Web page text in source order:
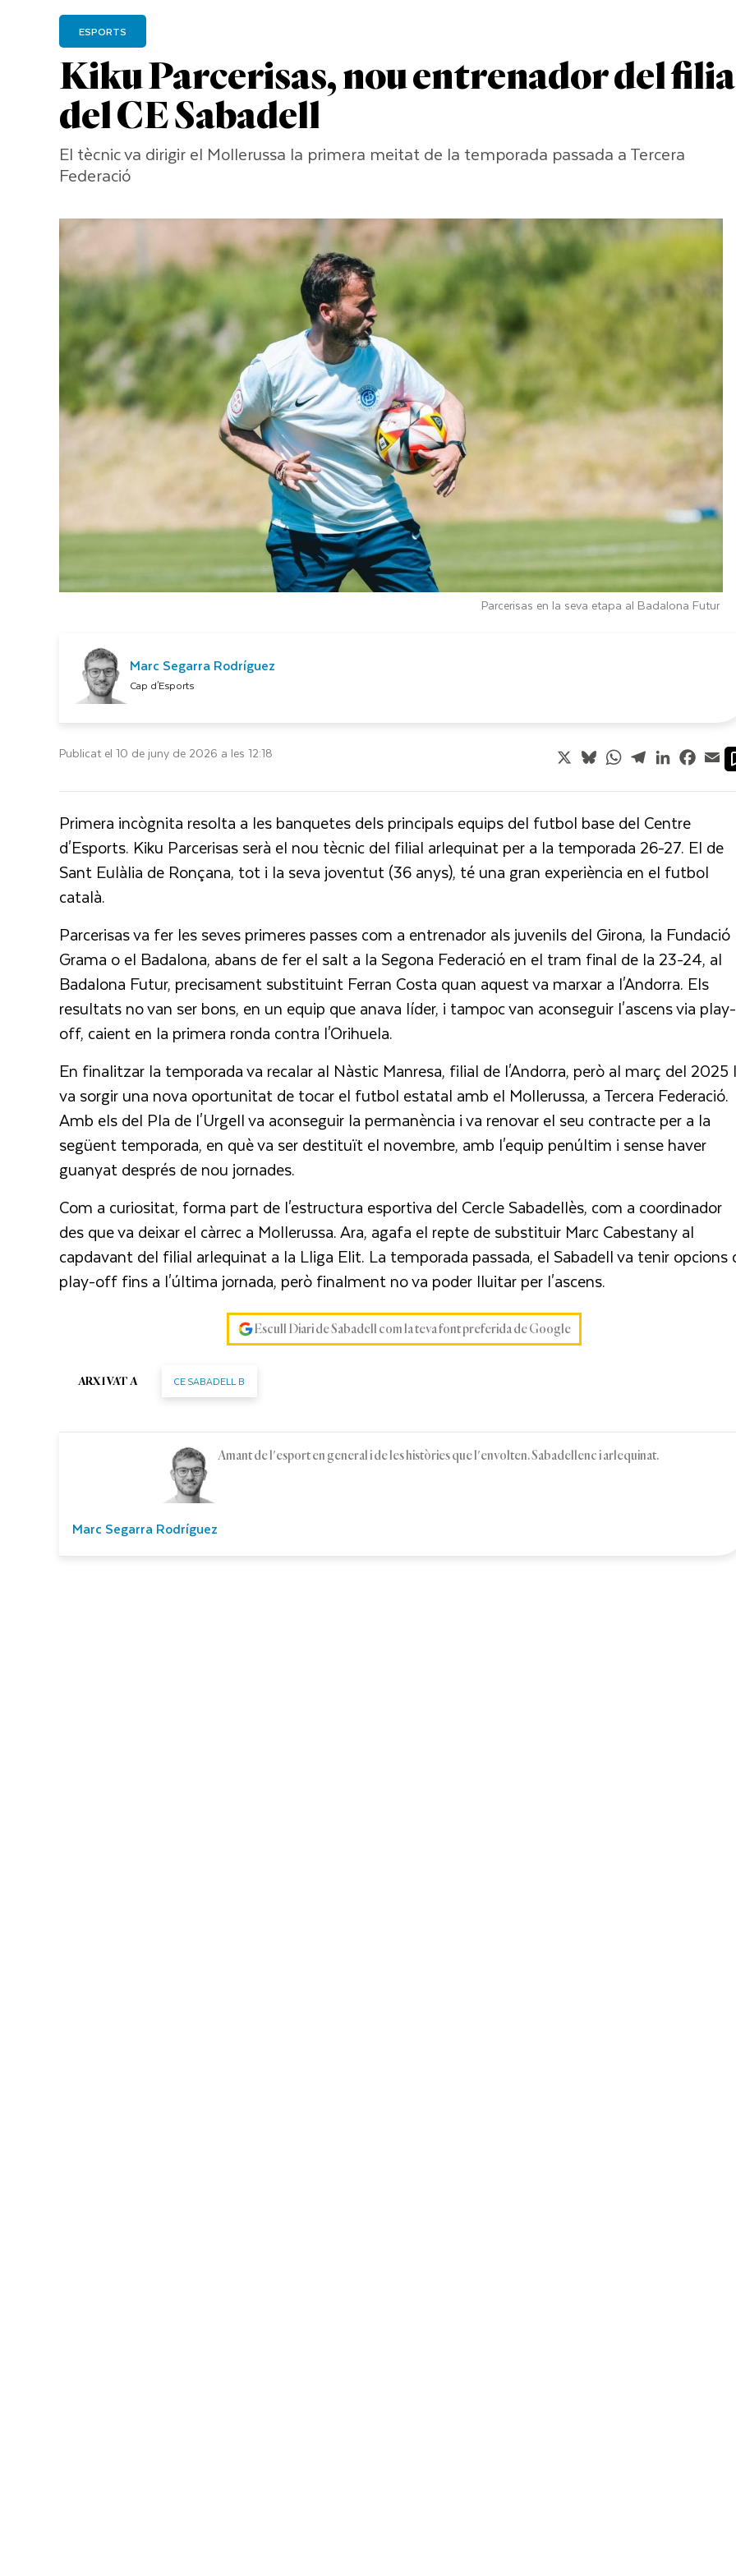
Kiku Parcerisas, nou entrenador del
del CE Sabadell
ESPORTS
El tècnic va dirigir el Mollerussa la primera meitat de la temporada passada a Tercera
Federació
Parcerisas en la seva etapa al Badalona Futur
Marc Segarra Rodríguez
Cap d'Esports
Publicat el 10 de juny de 2026 a les 12:18 X BlueskyWhatsApp
TelegramLinkedIn
Primera incògnita resolta a les banquetes dels principals equips del futbol base del Centre
d'Esports. Kiku Parcerisas serà el nou tècnic del filial arlequinat per a la temporada 26-27. El de
Sant Eulàlia de Ronçana, tot i la seva joventut (36 anys), té una gran experiència en el futbol
català.
Parcerisas va fer les seves primeres passes com a entrenador als juvenils del Girona, la Fundació
Grama o el Badalona, abans de fer el salt a la Segona Federació en el tram final de la 23-24, al
Badalona Futur, precisament substituint Ferran Costa quan aquest va marxar a l'Andorra. Els
resultats no van ser bons, en un equip que anava líder, i tampoc van aconseguir l'ascens via play-
off, caient en la primera ronda contra l'Orihuela.
En finalitzar la temporada va recalar al Nàstic Manresa, filial de l'Andorra, però al març del 2025
va sorgir una nova oportunitat de tocar el futbol estatal amb el Mollerussa, a Tercera Federació.
Amb els del Pla de l'Urgell va aconseguir la permanència i va renovar el seu contracte per a la
següent temporada, en què va ser destituït el novembre, amb l'equip penúltim i sense haver
guanyat després de nou jornades.
Com a curiositat, forma part de l'estructura esportiva del Cercle Sabadellès, com a coordinador
des que va deixar el càrrec a Mollerussa. Ara, agafa el repte de substituir Marc Cabestany al
capdavant del filial arlequinat a la Lliga Elit. La temporada passada, el Sabadell va tenir opcions
play-off fins a l'última jornada, però finalment no va poder lluitar per l'ascens.
Escull Diari de Sabadell com la teva font preferida de Google
ARXIVAT A CE SABADELL B
Marc Segarra Rodríguez
Amant de l'esport en general i de les històries que l'envolten. Sabadellenc i arlequinat.